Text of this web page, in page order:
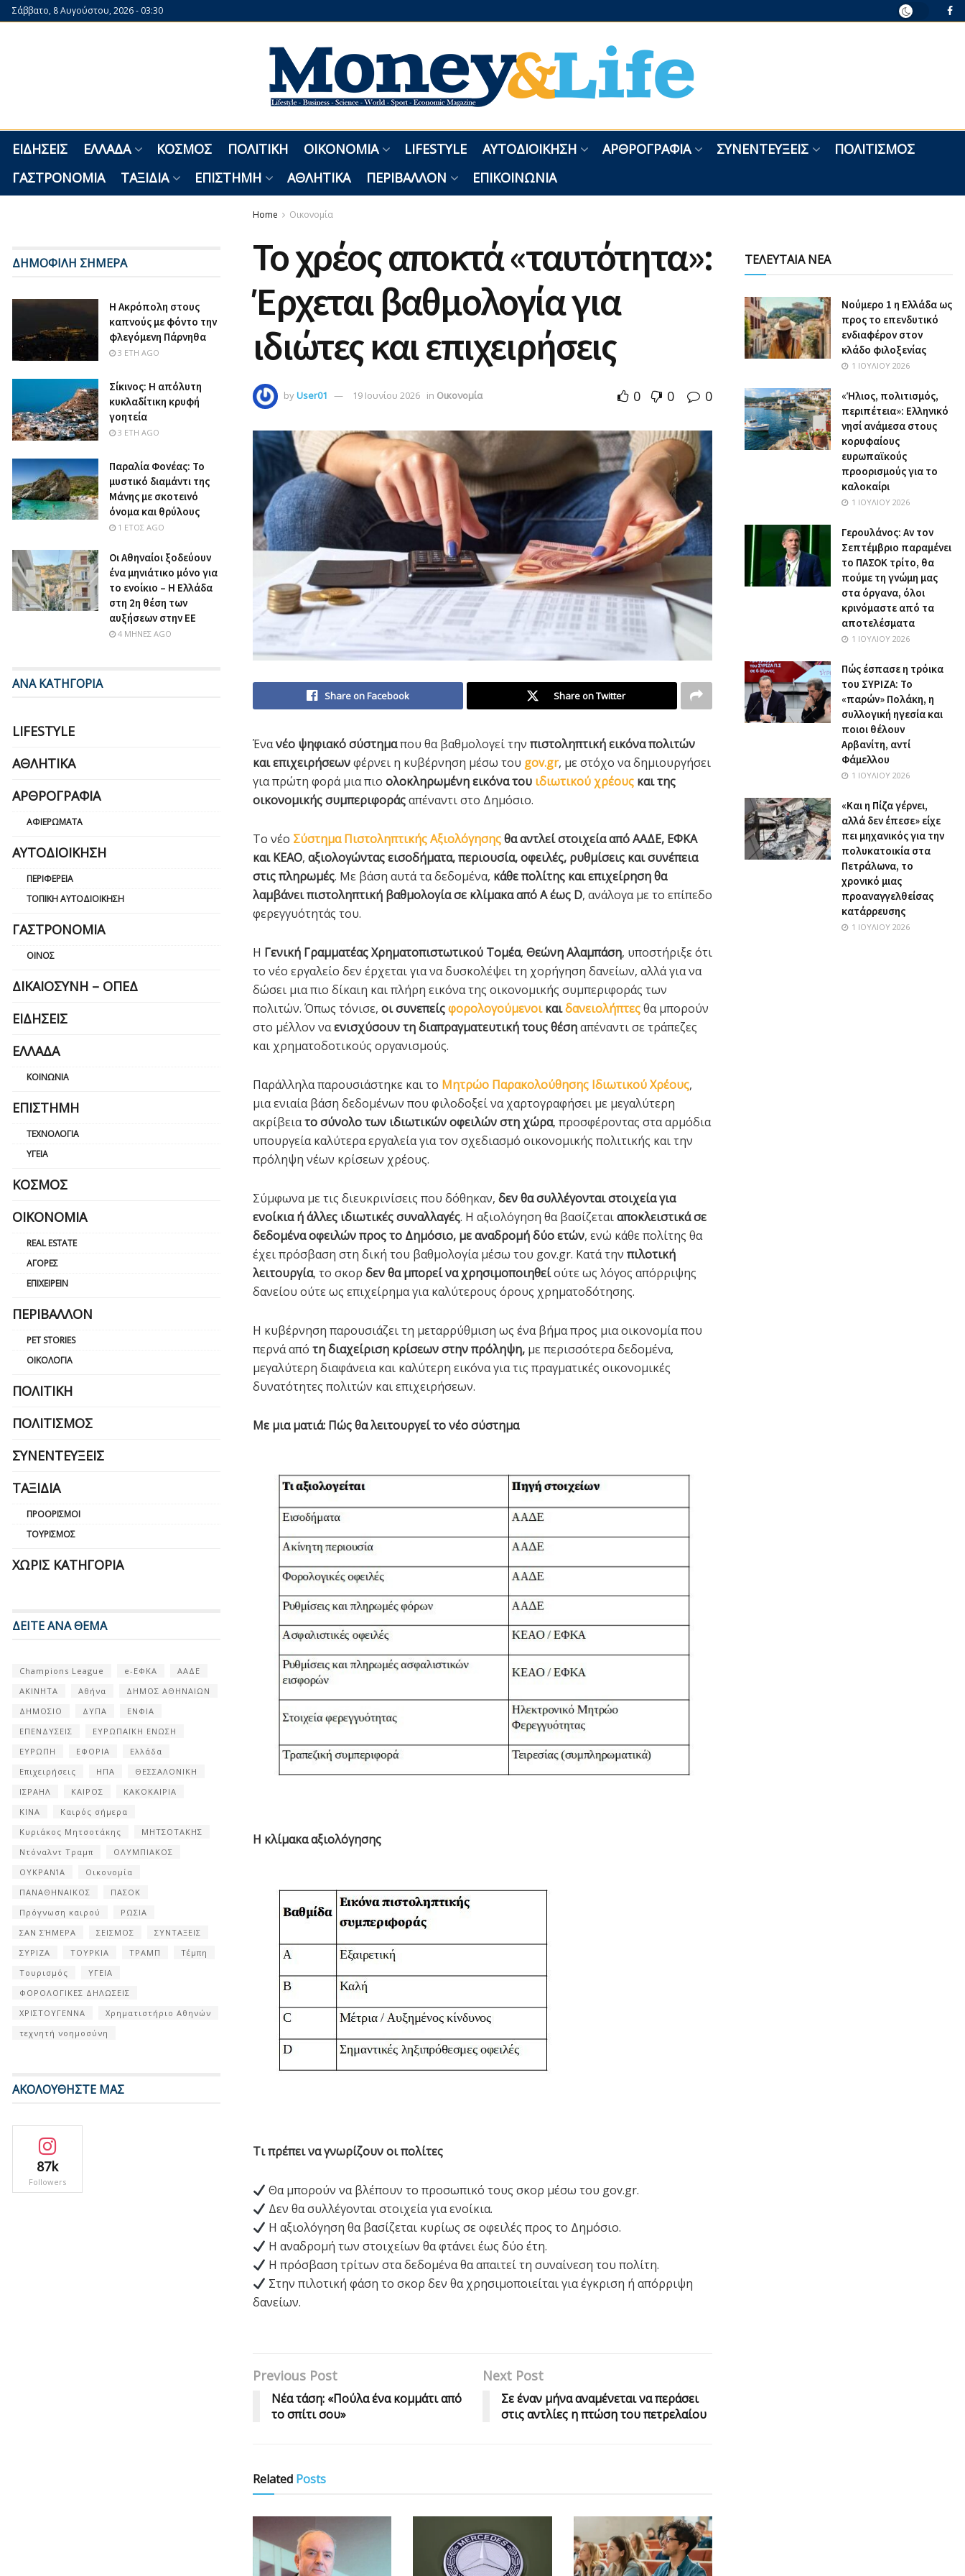
Σάββατο, 8 Αυγούστου, 2026 - 03:30
ΕΙΔΉΣΕΙΣ ΕΛΛΆΔΑ ΚΌΣΜΟΣ ΠΟΛΙΤΙΚΉ ΟΙΚΟΝΟΜΊΑ LIFESTYLE ΑΥΤΟΔΙΟΊΚΗΣΗ ΑΡΘΡΟΓΡΑΦΊΑ ΣΥΝΕΝΤΕΎΞΕΙΣ
ΠΟΛΙΤΙΣΜΌΣ
ΓΑΣΤΡΟΝΟΜΊΑ
ΤΑΞΊΔΙΑ ΕΠΙΣΤΉΜΗ ΑΘΛΗΤΙΚΆ ΠΕΡΙΒΆΛΛΟΝ ΕΠΙΚΟΙΝΩΝΊΑ
Home Οικονομία
Το χρέος αποκτά «ταυτότητα»:
Έρχεται βαθμολογία για
ιδιώτες και επιχειρήσεις
byUser01 19 Ιουνίου 2026 in Οικονομία 0 0 0
Share on Facebook Share on Twitter
Ένανέο ψηφιακό σύστημαπου θα βαθμολογεί την πιστοληπτική εικόνα πολιτών
και επιχειρήσεωνφέρνει η κυβέρνηση μέσω του gov.gr, με στόχο να δημιουργήσει
για πρώτη φορά μια πιο ολοκληρωμένη εικόνα του ιδιωτικού χρέους και της
οικονομικής συμπεριφοράςαπέναντι στο Δημόσιο.
Το νέο Σύστημα Πιστοληπτικής Αξιολόγησηςθα αντλεί στοιχεία από ΑΑΔΕ, ΕΦΚΑ
και ΚΕΑΟ, αξιολογώντας εισοδήματα, περιουσία, οφειλές, ρυθμίσεις και συνέπεια
στις πληρωμές. Με βάση αυτά τα δεδομένα, κάθε πολίτης και επιχείρηση θα
λαμβάνει πιστοληπτική βαθμολογία σε κλίμακα από Α έως D, ανάλογα με το επίπεδο
φερεγγυότητάς του.
Η Γενική Γραμματέας Χρηματοπιστωτικού Τομέα, Θεώνη Αλαμπάση, υποστήριξε ότι
το νέο εργαλείο δεν έρχεται για να δυσκολέψει τη χορήγηση δανείων, αλλά για να
δώσει μια πιο δίκαιη και πλήρη εικόνα της οικονομικής συμπεριφοράς των
πολιτών. Όπως τόνισε, οι συνεπείςφορολογούμενοικαιδανειολήπτεςθα μπορούν
στο μέλλον ναενισχύσουν τη διαπραγματευτική τους θέσηαπέναντι σε τράπεζες
και χρηματοδοτικούς οργανισμούς.
Παράλληλα παρουσιάστηκε και το Μητρώο Παρακολούθησης Ιδιωτικού Χρέους,
μια ενιαία βάση δεδομένων που φιλοδοξεί να χαρτογραφήσει με μεγαλύτερη
ακρίβειατο σύνολο των ιδιωτικών οφειλών στη χώρα, προσφέροντας στα αρμόδια
υπουργεία καλύτερα εργαλεία για τον σχεδιασμό οικονομικής πολιτικής και την
πρόληψη νέων κρίσεων χρέους.
Σύμφωνα με τις διευκρινίσεις που δόθηκαν, δεν θα συλλέγονται στοιχεία για
ενοίκια ή άλλες ιδιωτικές συναλλαγές. Η αξιολόγηση θα βασίζεταιαποκλειστικά σε
δεδομένα οφειλών προς το Δημόσιο, με αναδρομή δύο ετών, ενώ κάθε πολίτης θα
έχει πρόσβαση στη δική του βαθμολογία μέσω του gov.gr. Κατά την πιλοτική
λειτουργία, το σκορ δεν θα μπορεί να χρησιμοποιηθείούτε ως λόγος απόρριψης
δανείου ούτε ως επιχείρημα για καλύτερους όρους χρηματοδότησης.
Η κυβέρνηση παρουσιάζει τη μεταρρύθμιση ως ένα βήμα προς μια οικονομία που
περνά από τη διαχείριση κρίσεων στην πρόληψη, με περισσότερα δεδομένα,
μεγαλύτερη διαφάνεια και καλύτερη εικόνα για τις πραγματικές οικονομικές
δυνατότητες πολιτών και επιχειρήσεων.
Με μια ματιά: Πώς θα λειτουργεί το νέο σύστημα
Η κλίμακα αξιολόγησης
Τι πρέπει να γνωρίζουν οι πολίτες
Θα μπορούν να βλέπουν το προσωπικό τους σκορ μέσω του gov.gr.
Δεν θα συλλέγονται στοιχεία για ενοίκια.
Η αξιολόγηση θα βασίζεται κυρίως σε οφειλές προς το Δημόσιο.
Η αναδρομή των στοιχείων θα φτάνει έως δύο έτη.
Η πρόσβαση τρίτων στα δεδομένα θα απαιτεί τη συναίνεση του πολίτη.
Στην πιλοτική φάση το σκορ δεν θα χρησιμοποιείται για έγκριση ή απόρριψη
δανείων.
Previous Post
Νέα τάση: «Πούλα ένα κομμάτι από
το σπίτι σου»
Next Post
Σε έναν μήνα αναμένεται να περάσει
στις αντλίες η πτώση του πετρελαίου
Related Posts
ΔΗΜΟΦΙΛΗ ΣΗΜΕΡΑ
Η Ακρόπολη στους
καπνούς με φόντο την
φλεγόμενη Πάρνηθα
3 ΈΤΗ AGO
Σίκινος: Η απόλυτη
κυκλαδίτικη κρυφή
γοητεία
3 ΈΤΗ AGO
Παραλία Φονέας: Το
μυστικό διαμάντι της
Μάνης με σκοτεινό
όνομα και θρύλους
1 ΈΤΟΣ AGO
Οι Αθηναίοι ξοδεύουν
ένα μηνιάτικο μόνο για
το ενοίκιο – Η Ελλάδα
στη 2η θέση των
αυξήσεων στην ΕΕ
4 ΜΉΝΕΣ AGO
ΑΝΑ ΚΑΤΗΓΟΡΙΑ
LIFESTYLE
ΑΘΛΗΤΙΚΆ
ΑΡΘΡΟΓΡΑΦΊΑ
ΑΦΙΕΡΏΜΑΤΑ
ΑΥΤΟΔΙΟΊΚΗΣΗ
ΠΕΡΙΦΈΡΕΙΑ
ΤΟΠΙΚΉ ΑΥΤΟΔΙΟΊΚΗΣΗ
ΓΑΣΤΡΟΝΟΜΊΑ
ΟΊΝΟΣ
ΔΙΚΑΙΟΣΎΝΗ – ΟΠΕΔ
ΕΙΔΉΣΕΙΣ
ΕΛΛΆΔΑ
ΚΟΙΝΩΝΊΑ
ΕΠΙΣΤΉΜΗ
ΤΕΧΝΟΛΟΓΊΑ
ΥΓΕΊΑ
ΚΌΣΜΟΣ
ΟΙΚΟΝΟΜΊΑ
REAL ESTATE
ΑΓΟΡΈΣ
ΕΠΙΧΕΙΡΕΊΝ
ΠΕΡΙΒΆΛΛΟΝ
PET STORIES
ΟΙΚΟΛΟΓΊΑ
ΠΟΛΙΤΙΚΉ
ΠΟΛΙΤΙΣΜΌΣ
ΣΥΝΕΝΤΕΎΞΕΙΣ
ΤΑΞΊΔΙΑ
ΠΡΟΟΡΙΣΜΟΊ
ΤΟΥΡΙΣΜΌΣ
ΧΩΡΊΣ ΚΑΤΗΓΟΡΊΑ
ΔΕΙΤΕ ΑΝΑ ΘΕΜΑ
Champions League e-ΕΦΚΑ
ΑΑΔΕ
ΑΚΙΝΗΤΑ
Αθήνα
ΔΗΜΟΣ ΑΘΗΝΑΙΩΝ
ΔΗΜΟΣΙΟ
ΔΥΠΑ
ΕΝΦΙΑ
ΕΠΕΝΔΥΣΕΙΣ
ΕΥΡΩΠΑΪΚΗ ΕΝΩΣΗ
ΕΥΡΩΠΗ
ΕΦΟΡΙΑ
Ελλάδα
Επιχειρήσεις
ΗΠΑ
ΘΕΣΣΑΛΟΝΙΚΗ
ΙΣΡΑΗΛ
ΚΑΙΡΟΣ
ΚΑΚΟΚΑΙΡΙΑ
ΚΙΝΑ
Καιρός σήμερα
Κυριάκος Μητσοτάκης
ΜΗΤΣΟΤΑΚΗΣ
Ντόναλντ Τραμπ
ΟΛΥΜΠΙΑΚΟΣ
ΟΥΚΡΑΝΊΑ
Οικονομία
ΠΑΝΑΘΗΝΑΙΚΟΣ
ΠΑΣΟΚ
Πρόγνωση καιρού
ΡΩΣΙΑ
ΣΑΝ ΣΉΜΕΡΑ
ΣΕΙΣΜΟΣ
ΣΥΝΤΑΞΕΙΣ
ΣΥΡΙΖΑ
ΤΟΥΡΚΙΑ ΤΡΑΜΠ
Τέμπη
Τουρισμός
ΥΓΕΙΑ
ΦΟΡΟΛΟΓΙΚΕΣ ΔΗΛΩΣΕΙΣ
ΧΡΙΣΤΟΥΓΕΝΝΑ
Χρηματιστήριο Αθηνών
τεχνητή νοημοσύνη
ΑΚΟΛΟΥΘΗΣΤΕ ΜΑΣ
87k
Followers
ΤΕΛΕΥΤΑΙΑ ΝΕΑ
Nούμερο 1 η Ελλάδα ως
προς το επενδυτικό
ενδιαφέρον στον
κλάδο φιλοξενίας
1 ΙΟΥΛΊΟΥ 2026
«Ήλιος, πολιτισμός,
περιπέτεια»: Ελληνικό
νησί ανάμεσα στους
κορυφαίους
ευρωπαϊκούς
προορισμούς για το
καλοκαίρι
1 ΙΟΥΛΊΟΥ 2026
Γερουλάνος: Αν τον
Σεπτέμβριο παραμένει
το ΠΑΣΟΚ τρίτο, θα
πούμε τη γνώμη μας
στα όργανα, όλοι
κρινόμαστε από τα
αποτελέσματα
1 ΙΟΥΛΊΟΥ 2026
Πώς έσπασε η τρόικα
του ΣΥΡΙΖΑ: Το
«παρών» Πολάκη, η
συλλογική ηγεσία και
ποιοι θέλουν
Αρβανίτη, αντί
Φάμελλου
1 ΙΟΥΛΊΟΥ 2026
«Και η Πίζα γέρνει,
αλλά δεν έπεσε» είχε
πει μηχανικός για την
πολυκατοικία στα
Πετράλωνα, το
χρονικό μιας
προαναγγελθείσας
κατάρρευσης
1 ΙΟΥΛΊΟΥ 2026